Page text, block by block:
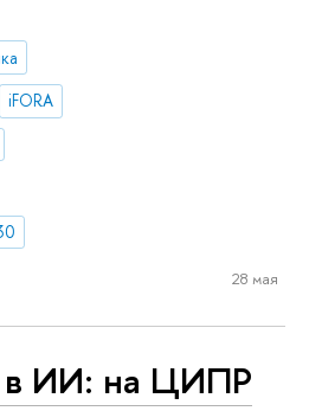
iFORA
28 мая
в ИИ: на ЦИПР